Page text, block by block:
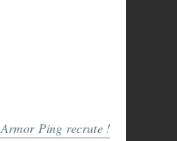
Armor Ping recrute !